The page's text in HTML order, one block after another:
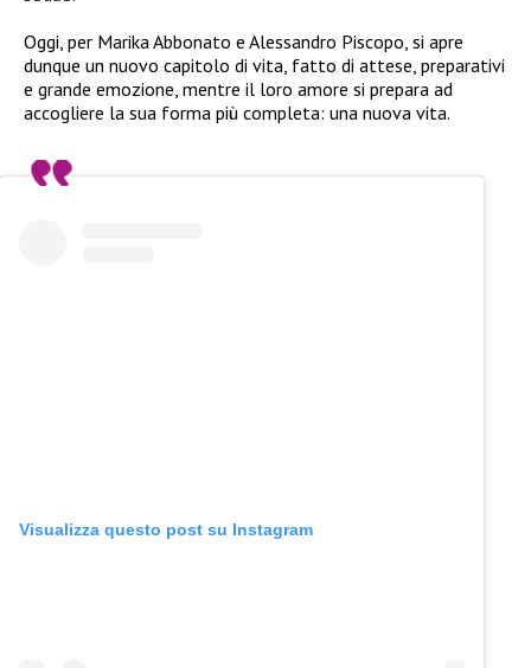
Oggi, per Marika Abbonato e Alessandro Piscopo, si apre
dunque un nuovo capitolo di vita, fatto di attese, preparativi
e grande emozione, mentre il loro amore si prepara ad
accogliere la sua forma più completa: una nuova vita.
Visualizza questo post su Instagram